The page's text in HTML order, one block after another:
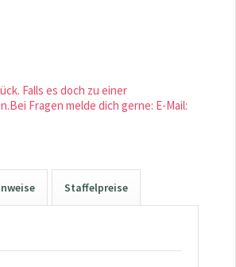
Falls es doch zu einer
Fragen melde dich gerne: E-Mail:
Staffelpreise